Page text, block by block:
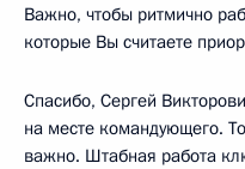
Важно, чтобы ритмично
которые Вы считаете
Спасибо, Сергей
на месте командующего.
важно. Штабная работа